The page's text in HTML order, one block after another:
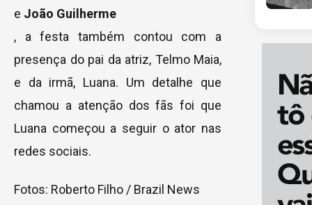
e João Guilherme
, a festa também contou com a
presença do pai da atriz, Telmo Maia,
e da irmã, Luana. Um detalhe que
chamou a atenção dos fãs foi que
Luana começou a seguir o ator nas
redes sociais.
Fotos: Roberto Filho / Brazil News